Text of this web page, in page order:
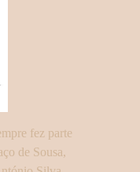
fez parte
de Sousa,